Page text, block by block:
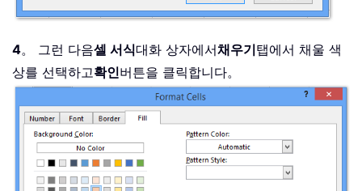
4。 그런 다음셀 서식대화 상자에서채우기탭에서 채울 색
상를 선택하고확인버튼을 클릭합니다。